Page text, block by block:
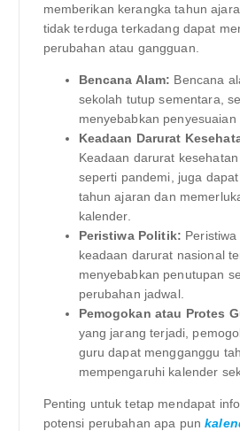
memberikan kerangka tahun
tidak terduga terkadang dapat
perubahan atau gangguan.
Bencana Alam: Bencana
sekolah tutup sementara,
menyebabkan penyesuaian
Keadaan Darurat
Keadaan darurat kesehatan
seperti pandemi, juga
tahun ajaran dan
kalender.
Peristiwa Politik:
keadaan darurat nasional
menyebabkan penutupan
perubahan jadwal.
Pemogokan atau Protes
yang jarang terjadi,
guru dapat mengganggu
mempengaruhi kalender
Penting untuk tetap mendapat
potensi perubahan apa pun